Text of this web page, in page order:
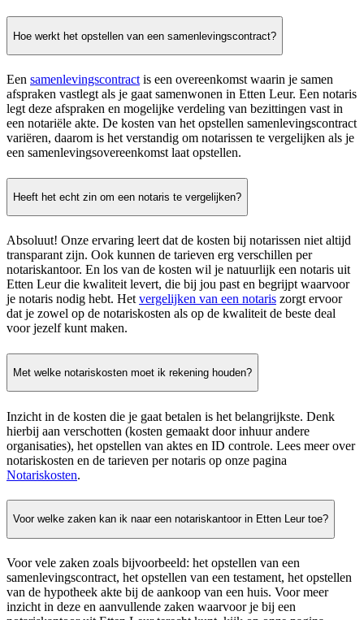
Hoe werkt het opstellen van een samenlevingscontract?
Een samenlevingscontract is een overeenkomst waarin je samen
afspraken vastlegt als je gaat samenwonen in Etten Leur. Een notaris
legt deze afspraken en mogelijke verdeling van bezittingen vast in
een notariële akte. De kosten van het opstellen samenlevingscontract
variëren, daarom is het verstandig om notarissen te vergelijken als je
een samenlevingsovereenkomst laat opstellen.
Heeft het echt zin om een notaris te vergelijken?
Absoluut! Onze ervaring leert dat de kosten bij notarissen niet altijd
transparant zijn. Ook kunnen de tarieven erg verschillen per
notariskantoor. En los van de kosten wil je natuurlijk een notaris uit
Etten Leur die kwaliteit levert, die bij jou past en begrijpt waarvoor
je notaris nodig hebt. Hetvergelijken van een notaris zorgt ervoor
dat je zowel op de notariskosten als op de kwaliteit de beste deal
voor jezelf kunt maken.
Met welke notariskosten moet ik rekening houden?
Inzicht in de kosten die je gaat betalen is het belangrijkste. Denk
hierbij aan verschotten (kosten gemaakt door inhuur andere
organisaties), het opstellen van aktes en ID controle. Lees meer over
notariskosten en de tarieven per notaris op onze pagina
Notariskosten.
Voor welke zaken kan ik naar een notariskantoor in Etten Leur toe?
Voor vele zaken zoals bijvoorbeeld: het opstellen van een
samenlevingscontract, het opstellen van een testament, het opstellen
van de hypotheek akte bij de aankoop van een huis. Voor meer
inzicht in deze en aanvullende zaken waarvoor je bij een